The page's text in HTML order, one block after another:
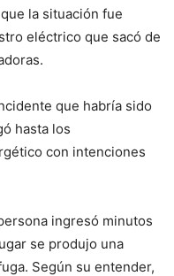
la situación fue
eléctrico que sacó de
que habría sido
hasta los
con intenciones
ingresó minutos
se produjo una
Según su entender,